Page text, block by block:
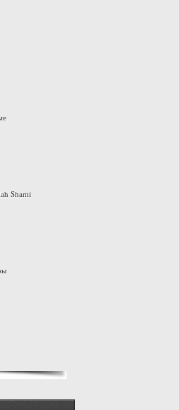
Shami